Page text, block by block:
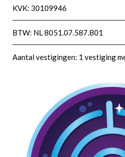
KVK: 30109946
BTW: NL 8051.07.587.B01
Aantal vestigingen: 1 vestiging